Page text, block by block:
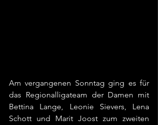
Am vergangenen Sonntag ging es für
das Regionalligateam der Damen mit
Bettina Lange, Leonie Sievers, Lena
Schott und Marit Joost zum zweiten